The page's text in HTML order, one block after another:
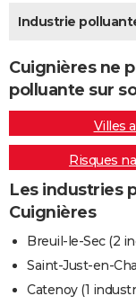
Destinations
City break
Voyage nature
Voyage de noces
Forum
Climat
+PHOTO
GUIDES D'ACHAT
BONS PLANS
CARTE DE VOEUX
Carte de Noël
Carte Bonne année
Carte Saint-Valentin
Carte Pâques
Carte d'anniversaire
DICTIONNAIRE
Dictionnaire
Biographies
Citations
Expressions
Proverbes
PROGRAMME TV
COPAINS D'AVANT
S'inscrire
Se connecter
Lycées
Collèges
Primaires
Universités
Entreprises
Service militaire
Avis de recherche
Industrie
Cuignières ne
polluante sur
Villes
Risques
Les industries
Cuignières
Breuil-le-Sec (2
Saint-Just-en-
Catenoy (1